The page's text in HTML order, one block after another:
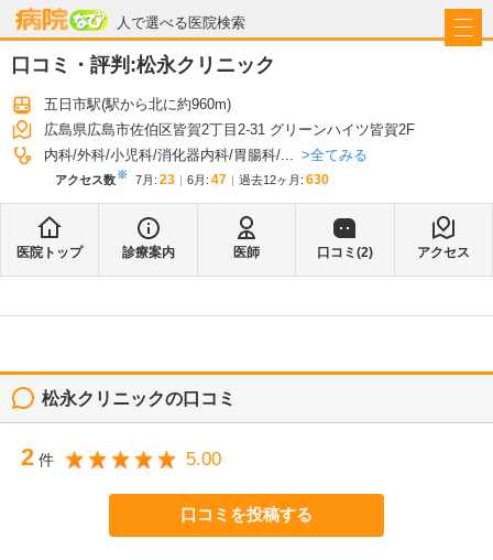
人で選べる医院検索
病院なび
口コミ・評判:松永クリニック
五日市駅(駅から北に約960m)
広島県広島市佐伯区皆賀2丁目2-31 グリーンハイツ皆賀2F
内科 外科 小児科 消化器内科 胃腸科 ... 全てみる
アクセス数※ 7月 : 23 6月 : 47 過去12ヶ月: 630
医院トップ 診療案内 医師 口コミ(2) アクセス
松永クリニックの口コミ
2 件 5.00
口コミを投稿する